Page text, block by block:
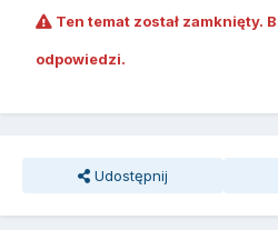
Ten temat został zamknięty.
odpowiedzi.
Udostępnij